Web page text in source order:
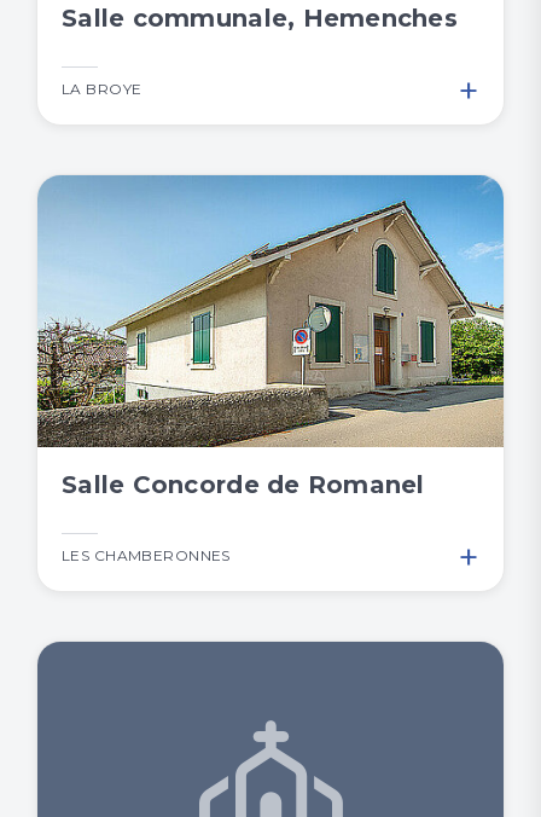
Salle communale, Hemenches
LA BROYE +
Salle Concorde de Romanel
LES CHAMBERONNES +